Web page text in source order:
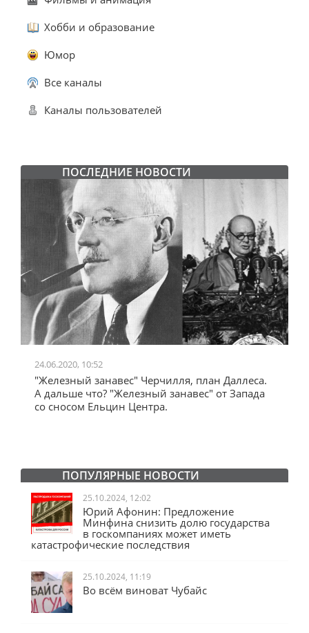
Хобби и образование
Юмор
Все каналы
Каналы пользователей
ПОСЛЕДНИЕ НОВОСТИ
24.06.2020, 10:52
"Железный занавес" Черчилля, план Даллеса.
А дальше что? "Железный занавес" от Запада
со сносом Ельцин Центра.
ПОПУЛЯРНЫЕ НОВОСТИ
25.10.2024, 12:02
Юрий Афонин: Предложение
Минфина снизить долю государства
в госкомпаниях может иметь
катастрофические последствия
25.10.2024, 11:19
Во всём виноват Чубайс